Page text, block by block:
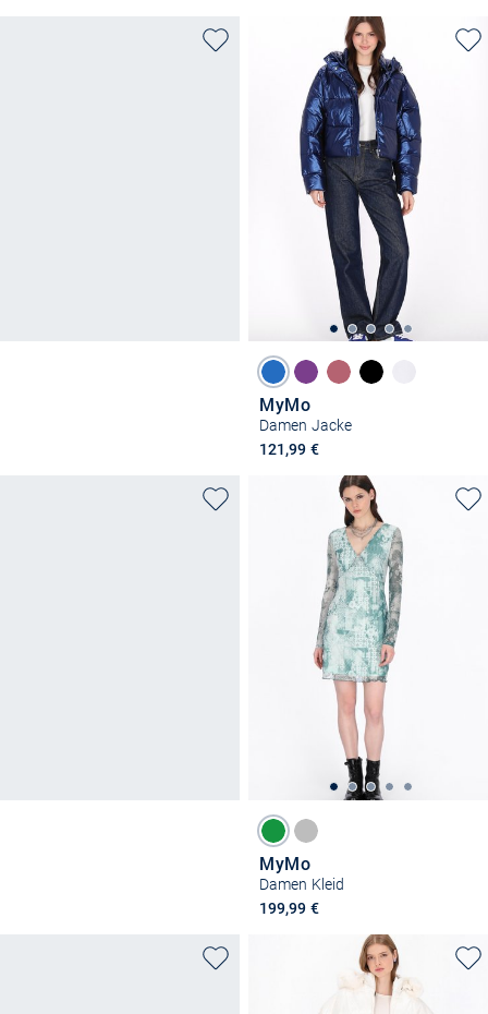
MyMo
Damen Jacke
121,99 €
MyMo
Damen Kleid
199,99 €